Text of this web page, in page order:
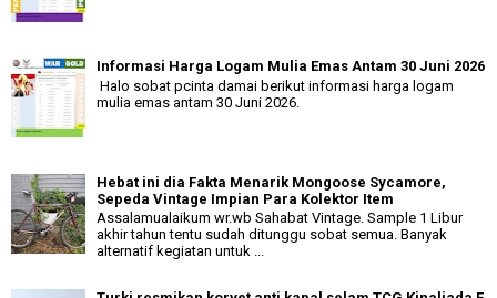
Informasi Harga Logam Mulia Emas Antam 30 Juni 2026
Halo sobat pcinta damai berikut informasi harga logam
mulia emas antam 30 Juni 2026.
Hebat ini dia Fakta Menarik Mongoose Sycamore,
Sepeda Vintage Impian Para Kolektor Item
Assalamualaikum wr.wb Sahabat Vintage. Sample 1 Libur
akhir tahun tentu sudah ditunggu sobat semua. Banyak
alternatif kegiatan untuk ...